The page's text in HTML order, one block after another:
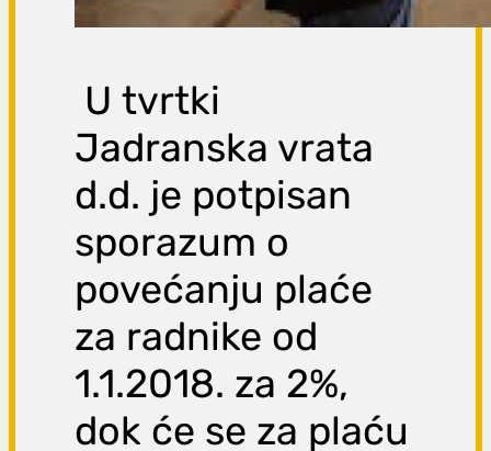
U tvrtki
Jadranska vrata
d.d. je potpisan
sporazum o
povećanju plaće
za radnike od
1.1.2018. za 2%,
dok će se za plaću